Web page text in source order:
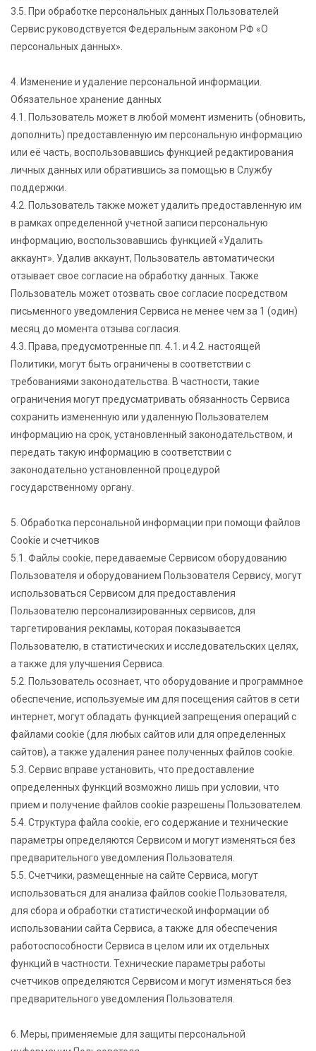
3.5. При обработке персональных данных Пользователей
Сервис руководствуется Федеральным законом РФ «О
персональных данных».
4. Изменение и удаление персональной информации.
Обязательное хранение данных
4.1. Пользователь может в любой момент изменить (обновить,
дополнить) предоставленную им персональную информацию
или её часть, воспользовавшись функцией редактирования
личных данных или обратившись за помощью в Службу
поддержки.
4.2. Пользователь также может удалить предоставленную им
в рамках определенной учетной записи персональную
информацию, воспользовавшись функцией «Удалить
аккаунт». Удалив аккаунт, Пользователь автоматически
отзывает свое согласие на обработку данных. Также
Пользователь может отозвать свое согласие посредством
письменного уведомления Сервиса не менее чем за 1 (один)
месяц до момента отзыва согласия.
4.3. Права, предусмотренные пп. 4.1. и 4.2. настоящей
Политики, могут быть ограничены в соответствии с
требованиями законодательства. В частности, такие
ограничения могут предусматривать обязанность Сервиса
сохранить измененную или удаленную Пользователем
информацию на срок, установленный законодательством, и
передать такую информацию в соответствии с
законодательно установленной процедурой
государственному органу.
5. Обработка персональной информации при помощи файлов
Cookie и счетчиков
5.1. Файлы cookie, передаваемые Сервисом оборудованию
Пользователя и оборудованием Пользователя Сервису, могут
использоваться Сервисом для предоставления
Пользователю персонализированных сервисов, для
таргетирования рекламы, которая показывается
Пользователю, в статистических и исследовательских целях,
а также для улучшения Сервиса.
5.2. Пользователь осознает, что оборудование и программное
обеспечение, используемые им для посещения сайтов в сети
интернет, могут обладать функцией запрещения операций с
файлами cookie (для любых сайтов или для определенных
сайтов), а также удаления ранее полученных файлов cookie.
5.3. Сервис вправе установить, что предоставление
определенных функций возможно лишь при условии, что
прием и получение файлов cookie разрешены Пользователем.
5.4. Структура файла cookie, его содержание и технические
параметры определяются Сервисом и могут изменяться без
предварительного уведомления Пользователя.
5.5. Счетчики, размещенные на сайте Сервиса, могут
использоваться для анализа файлов cookie Пользователя,
для сбора и обработки статистической информации об
использовании сайта Сервиса, а также для обеспечения
работоспособности Сервиса в целом или их отдельных
функций в частности. Технические параметры работы
счетчиков определяются Сервисом и могут изменяться без
предварительного уведомления Пользователя.
6. Меры, применяемые для защиты персональной